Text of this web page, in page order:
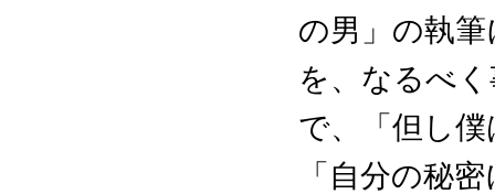
の男」の執
を、なるべ
で、「但し
「自分の秘